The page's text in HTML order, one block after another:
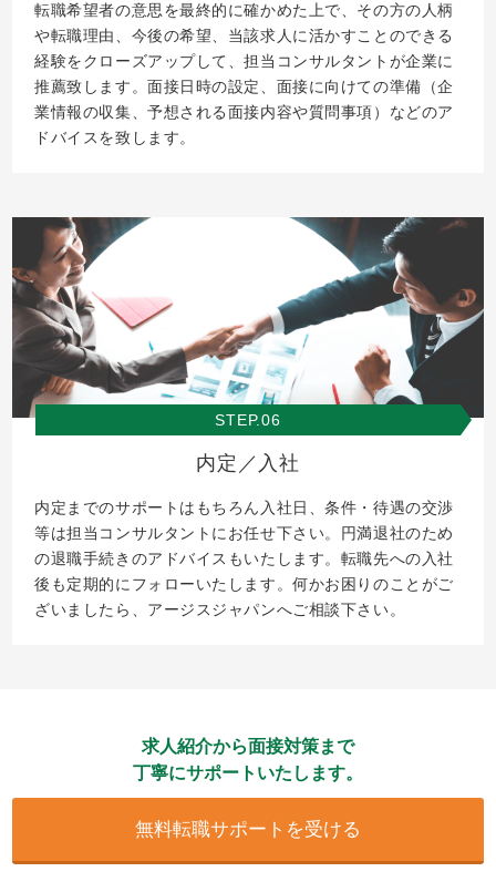
転職希望者の意思を最終的に確かめた上で、その方の人柄
や転職理由、今後の希望、当該求人に活かすことのできる
経験をクローズアップして、担当コンサルタントが企業に
推薦致します。面接日時の設定、面接に向けての準備（企
業情報の収集、予想される面接内容や質問事項）などのア
ドバイスを致します。
STEP.06
内定／入社
内定までのサポートはもちろん入社日、条件・待遇の交渉
等は担当コンサルタントにお任せ下さい。円満退社のため
の退職手続きのアドバイスもいたします。転職先への入社
後も定期的にフォローいたします。何かお困りのことがご
ざいましたら、アージスジャパンへご相談下さい。
求人紹介から面接対策まで
丁寧にサポートいたします。
無料転職サポートを受ける